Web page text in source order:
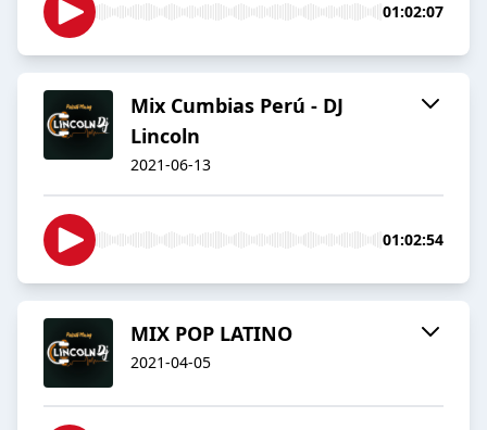
01:02:07
Mix Cumbias Perú - DJ
Lincoln
2021-06-13
01:02:54
MIX POP LATINO
2021-04-05